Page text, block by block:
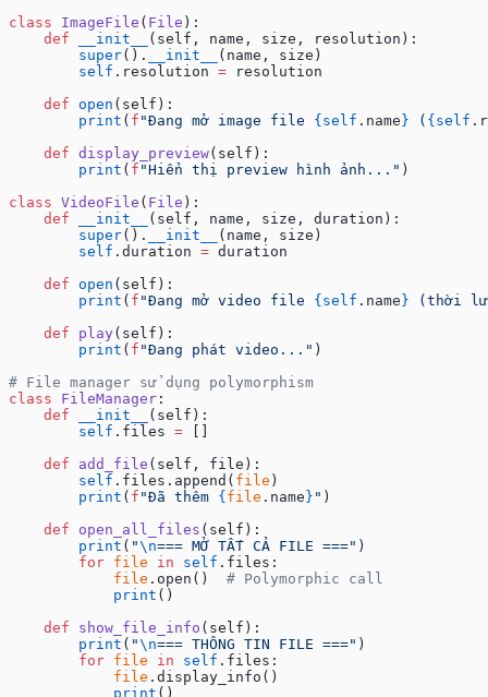
class ImageFile ( File ):
    def
__init__
(self, name, size, resolution):
        super
(). __init__
(name, size)
        self
.resolution = resolution
    def
open (self):
        print
( f "Đang mở image file {self .name } ( {self
    def
display_preview(self):
        print
( f "Hiển thị preview hình ảnh..." )
class VideoFile ( File ):
    def
__init__
(self, name, size, duration):
        super
(). __init__
(name, size)
        self
.duration = duration
    def
open (self):
        print
( f "Đang mở video file {self .name } (thời
    def
play(self):
        print
( f "Đang phát video..." )
# File manager sử dụng polymorphism
class FileManager :
    def
__init__
(self):
        self
.files =
    def
add_file (self, file):
        self
.files.append( file )
        print
( f "Đã thêm { file .name } " )
    def
open_all_files (self):
        print
( "\n=== MỞ TẤT CẢ FILE ===" )
        for
file in self .files:
            file
.open() # Polymorphic call
            print
()
    def
show_file_info (self):
        print
( "\n=== THÔNG TIN FILE ===" )
        for
file in self .files:
            file
.display_info()
            print
()